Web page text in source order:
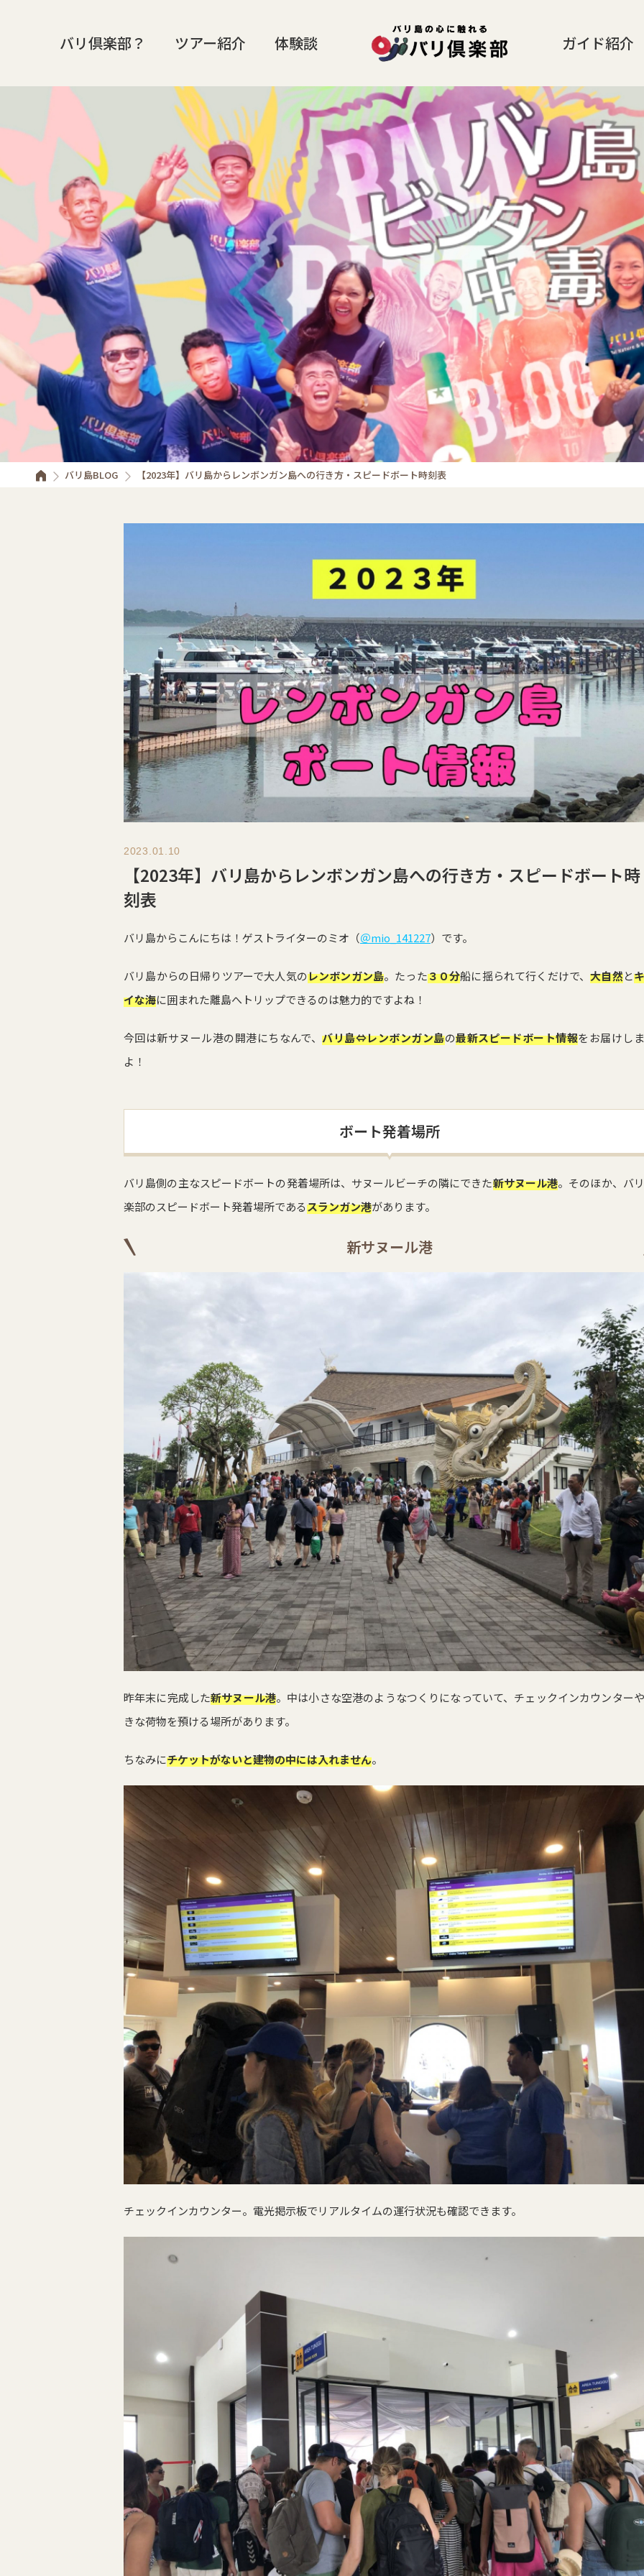
バリ倶楽部？ ツアー紹介 体験談 ガイド紹介
バリ島BLOG 【2023年】バリ島からレンボンガン島への行き方・スピードボート時刻表
2023.01.10
【2023年】バリ島からレンボンガン島への行き方・スピードボート時
刻表
バリ島からこんにちは！ゲストライターのミオ（＠mio_141227）です。
バリ島からの日帰りツアーで大人気のレンボンガン島。たった３０分船に揺られて行くだけで、大自然と
イな海に囲まれた離島へトリップできるのは魅力的ですよね！
今回は新サヌール港の開港にちなんで、バリ島⇔レンボンガン島の最新スピードボート情報をお届けし
よ！
ボート発着場所
バリ島側の主なスピードボートの発着場所は、サヌールビーチの隣にできた新サヌール港。そのほか、バ
楽部のスピードボート発着場所であるスランガン港があります。
新サヌール港
昨年末に完成した新サヌール港。中は小さな空港のようなつくりになっていて、チェックインカウンター
きな荷物を預ける場所があります。
ちなみにチケットがないと建物の中には入れません。
チェックインカウンター。電光掲示板でリアルタイムの運行状況も確認できます。